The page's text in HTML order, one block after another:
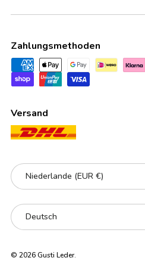
Zahlungsmethoden
Versand
Land/Region
Niederlande (EUR €)
Sprache
Deutsch
© 2026Gusti Leder.